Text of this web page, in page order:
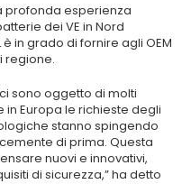
profonda esperienza
dei VE in Nord
in grado di fornire agli OEM
regione.
sono oggetto di molti
Europa le richieste degli
stanno spingendo
di prima. Questa
nuovi e innovativi,
di sicurezza,” ha detto